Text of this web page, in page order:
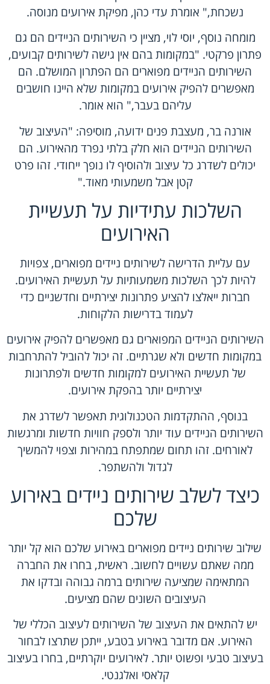
נשכחת," אומרת עדי כהן, מפיקת אירועים מנוסה.
מומחה נוסף, יוסי לוי, מציין כי השירותים הניידים הם גם
פתרון פרקטי. "במקומות בהם אין גישה לשירותים קבועים,
השירותים הניידים מפוארים הם הפתרון המושלם. הם
מאפשרים להפיק אירועים במקומות שלא היינו חושבים
עליהם בעבר," הוא אומר.
אורנה בר, מעצבת פנים ידועה, מוסיפה: "העיצוב של
השירותים הניידים הוא חלק בלתי נפרד מהאירוע. הם
יכולים לשדרג כל עיצוב ולהוסיף לו נופך ייחודי. זהו פרט
קטן אבל משמעותי מאוד."
השלכות עתידיות על תעשיית
האירועים
עם עליית הדרישה לשירותים ניידים מפוארים, צפויות
להיות לכך השלכות משמעותיות על תעשיית האירועים.
חברות ייאלצו להציע פתרונות יצירתיים וחדשניים כדי
לעמוד בדרישות הלקוחות.
השירותים הניידים המפוארים גם מאפשרים להפיק אירועים
במקומות חדשים ולא שגרתיים. זה יכול להוביל להתרחבות
של תעשיית האירועים למקומות חדשים ולפתרונות
יצירתיים יותר בהפקת אירועים.
בנוסף, ההתקדמות הטכנולוגית תאפשר לשדרג את
השירותים הניידים עוד יותר ולספק חוויות חדשות ומרגשות
לאורחים. זהו תחום שמתפתח במהירות וצפוי להמשיך
לגדול ולהשתפר.
כיצד לשלב שירותים ניידים באירוע
שלכם
שילוב שירותים ניידים מפוארים באירוע שלכם הוא קל יותר
ממה שאתם עשויים לחשוב. ראשית, בחרו את החברה
המתאימה שמציעה שירותים ברמה גבוהה ובדקו את
העיצובים השונים שהם מציעים.
יש להתאים את העיצוב של השירותים לעיצוב הכללי של
האירוע. אם מדובר באירוע בטבע, ייתכן שתרצו לבחור
בעיצוב טבעי ופשוט יותר. לאירועים יוקרתיים, בחרו בעיצוב
קלאסי ואלגנטי.